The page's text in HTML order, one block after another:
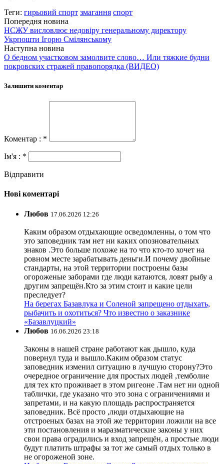
Теги: гирьовий спорт змагання спорт
Попередня новина
НСЖУ висловлює недовіру генеральному директору
Укрпошти Ігорю Смілянському
Наступна новина
О бедном участковом замолвите слово… Или тяжкие будни
покровских стражей правопорядка (ВИДЕО)
Залишити коментар
Коментар : *
Ім'я : *
Відправити
Нові коментарі
Любов 17.06.2026 12:26
Каким образом отдыхающие осведомленны, о том что
это заповедник там нет ни каких опозновательных
знаков .Это больше похоже на то что кто-то хочет на
ровном месте зарабатывать деньги.И почему двойные
стандарты, на этой территории построены базы
огороженые заборами где люди катаются, ловят рыбу а
другим запрещён.Кто за этим стоит и какие цели
преследует?
На берегах Базавлука и Соленой запрещено отдыхать,
рыбачить и охотиться? Что известно о заказнике
«Базавлуцкий»
Любов 16.06.2026 23:18
Законы в нашей стране работают как дышло, куда
повернул туда и вышло.Каким образом статус
заповедник изменил ситуацию в лучшую сторону?Это
очередное ограничение для простых людей ,темболие
для тех кто проживает в этом ригеоне .Там нет ни одной
таблички, где указано что это зона с ограничениями и
запретами, и на какую площадь распространяется
заповедник. Всё просто ,люди отдыхающие на
отстроеных базах на этой же территории ложили на все
эти постановления и маразматические законы у них
свои права оградились и вход запрещён, а простые люди
будут платить штрафы за тот же самый отдых только в
не огороженой зоне.